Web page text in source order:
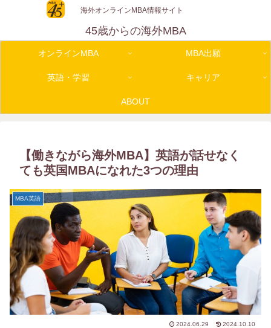
海外オンラインMBA情報サイト
45歳からの海外MBA
オンラインMBA MBA出願
英語・学習 キャリア
ABOUT
【働きながら海外MBA】英語が話せなく
ても英国MBAになれた3つの理由
MBA英語
2024.06.29 2024.10.10